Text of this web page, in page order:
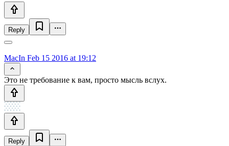
Reply
MacIn Feb 15 2016 at 19:12
Это не требование к вам, просто мысль вслух.
Reply